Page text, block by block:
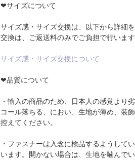
❤サイズについて
サイズ感・サイズ交換は、以下から詳細
交換は、ご返送料のみでご負担で行いま
サイズ感・サイズ交換について
❤品質について
・輸入の商品のため、日本人の感覚より
コール落ちる、におい、生地が薄め、装
控えてください。
・ファスナーは入念に検品するようして
います。開かない場合は、生地を噛んで